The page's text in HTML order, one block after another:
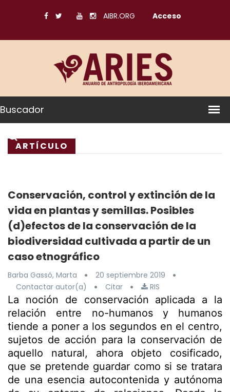
AIBR.ORG Acceso
Buscador
ARTÍCULO
Conservación, control y extinción de la
vida en plantas y semillas. Posibles
(d)efectos de la conservación de la
biodiversidad cultivada a partir de un
caso etnográfico
Barba Gassó, Marta
20 septiembre 2019
Contactar autor(a)
Citar RIS
La noción de conservación aplicada a la
relación entre no-humanos y humanos
tiende a poner a los segundos en el centro,
sujetos de acción para la conservación de
aquello natural, ahora objeto cosificado,
que se pretende guardar como si se tratara
de una esencia autocontenida y autónoma